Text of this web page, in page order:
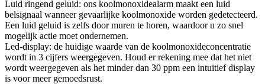
Luid ringend geluid: ons koolmonoxidealarm maakt een luid
belsignaal wanneer gevaarlijke koolmonoxide worden gedetecteerd.
Een luid geluid is zelfs door muren te horen, waardoor u zo snel
mogelijk actie moet ondernemen.
Led-display: de huidige waarde van de koolmonoxideconcentratie
wordt in 3 cijfers weergegeven. Houd er rekening mee dat het niet
wordt weergegeven als het minder dan 30 ppm een intuïtief display
is voor meer gemoedsrust.